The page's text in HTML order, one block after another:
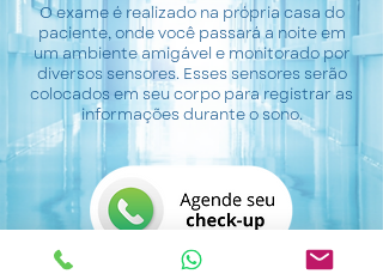
O exame é realizado na própria casa do
paciente, onde você passará a noite em
um ambiente amigável e monitorado por
diversos sensores. Esses sensores serão
colocados em seu corpo para registrar as
informações durante o sono.